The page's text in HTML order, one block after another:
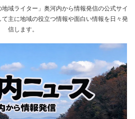
域ライター」奥河内から情報発信の公式サイ
て主に地域の役立つ情報や面白い情報を日々発
信します。